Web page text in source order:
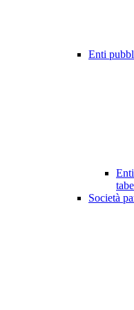
Enti
Società